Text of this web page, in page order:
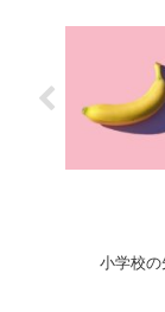
小学校